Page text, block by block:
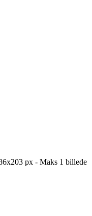
px - Maks 1 billede